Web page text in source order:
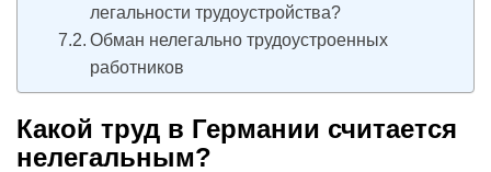
легальности трудоустройства?
Обман нелегально трудоустроенных
работников
Какой труд в Германии считается
нелегальным?